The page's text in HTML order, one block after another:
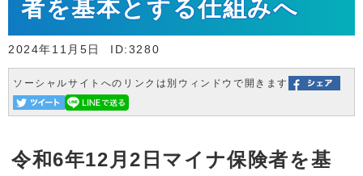
者を基本とする仕組みへ
2024年11月5日 ID:3280
ソーシャルサイトへのリンクは別ウィンドウで開きます
令和6年12月2日マイナ保険者を基